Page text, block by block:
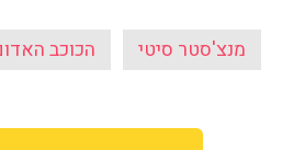
עוד קטעים